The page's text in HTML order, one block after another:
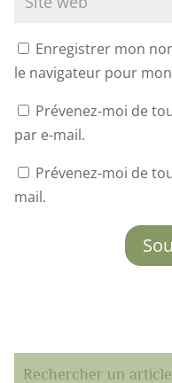
Enregistrer mon
le navigateur pour
Prévenez-moi de
par e-mail.
Prévenez-moi de
mail.
Rechercher un